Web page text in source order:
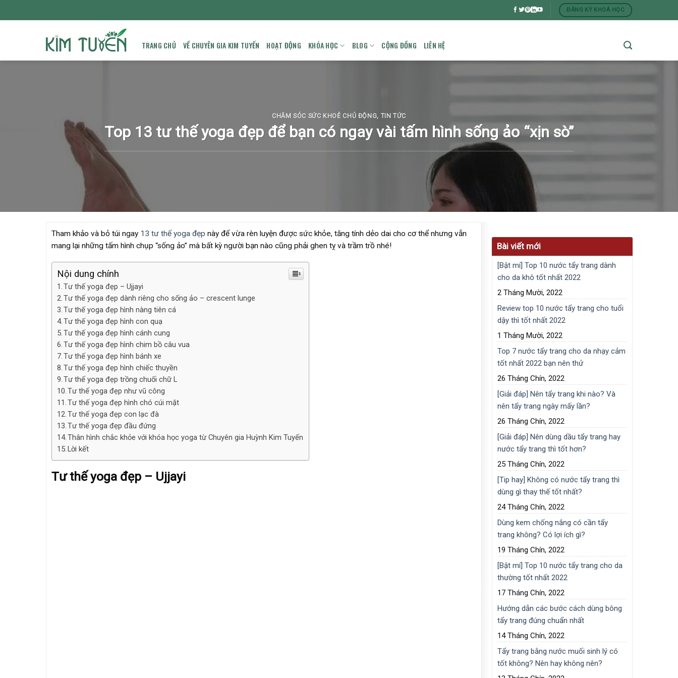
ĐĂNG KÝ KHOÁ HỌC
TRANG CHỦ VỀ CHUYÊN GIA KIM TUYẾN HOẠT ĐỘNG KHÓA HỌC BLOG CỘNG ĐỒNG LIÊN HỆ
CHĂM SÓC SỨC KHOẺ CHỦ ĐỘNG, TIN TỨC
Top 13 tư thế yoga đẹp để bạn có ngay vài tấm hình sống ảo “xịn sò”
Tham khảo và bỏ túi ngay 13 tư thế yoga đẹp này để vừa rèn luyện được sức khỏe, tăng tính dẻo dai cho cơ thể nhưng vẫn
mang lại những tấm hình chụp “sống ảo” mà bất kỳ người bạn nào cũng phải ghen tỵ và trầm trồ nhé!
Nội dung chính
Tư thế yoga đẹp – Ujjayi
Tư thế yoga đẹp dành riêng cho sống ảo – crescent lunge
Tư thế yoga đẹp hình nàng tiên cá
Tư thế yoga đẹp hình con quạ
Tư thế yoga đẹp hình cánh cung
Tư thế yoga đẹp hình chim bồ câu vua
Tư thế yoga đẹp hình bánh xe
Tư thế yoga đẹp hình chiếc thuyền
Tư thế yoga đẹp trồng chuối chữ L
Tư thế yoga đẹp như vũ công
Tư thế yoga đẹp hình chó cúi mặt
Tư thế yoga đẹp con lạc đà
Tư thế yoga đẹp đầu đứng
Thân hình chắc khỏe với khóa học yoga từ Chuyên gia Huỳnh Kim Tuyến
Lời kết
Tư thế yoga đẹp – Ujjayi
Bài viết mới
[Bật mí] Top 10 nước tẩy trang dành
cho da khô tốt nhất 2022
2 Tháng Mười, 2022
Review top 10 nước tẩy trang cho tuổi
dậy thì tốt nhất 2022
1 Tháng Mười, 2022
Top 7 nước tẩy trang cho da nhạy cảm
tốt nhất 2022 bạn nên thử
26 Tháng Chín, 2022
[Giải đáp] Nên tẩy trang khi nào? Và
nên tẩy trang ngày mấy lần?
26 Tháng Chín, 2022
[Giải đáp] Nên dùng dầu tẩy trang hay
nước tẩy trang thì tốt hơn?
25 Tháng Chín, 2022
[Tip hay] Không có nước tẩy trang thì
dùng gì thay thế tốt nhất?
24 Tháng Chín, 2022
Dùng kem chống nắng có cần tẩy
trang không? Có lợi ích gì?
19 Tháng Chín, 2022
[Bật mí] Top 10 nước tẩy trang cho da
thường tốt nhất 2022
17 Tháng Chín, 2022
Hướng dẫn các bước cách dùng bông
tẩy trang đúng chuẩn nhất
14 Tháng Chín, 2022
Tẩy trang bằng nước muối sinh lý có
tốt không? Nên hay không nên?